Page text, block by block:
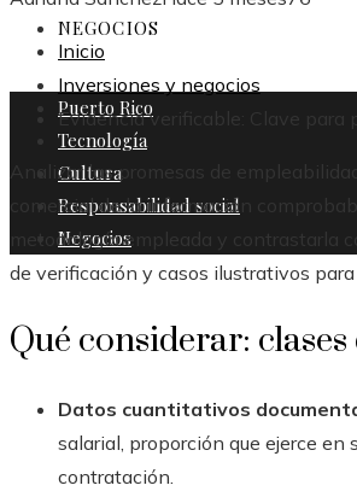
NEGOCIOS
Puerto Rico
Tecnología
Cultura
Responsabilidad social
Negocios
Inicio
Inversiones y negocios
Evidencia verificable: Clave para
Analizar las promesas de
comercial de la información
metodología empleada y contrastarla
de verificación y casos ilustrativos
Qué considerar:
Datos cuantitativos
salarial, proporción que ejerce
contratación.